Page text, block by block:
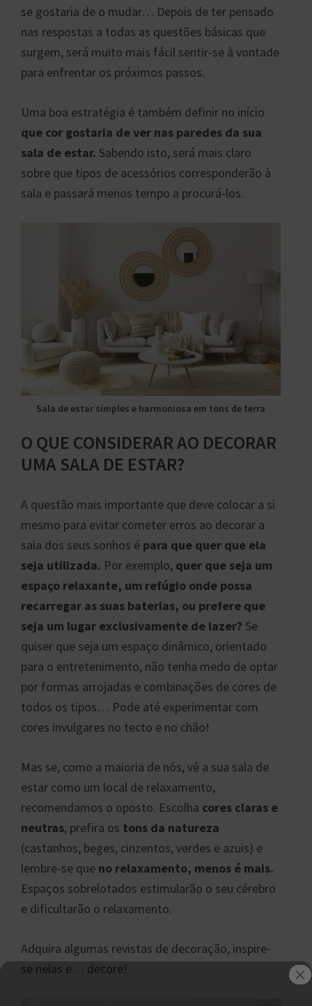
se gostaria de o mudar… Depois de ter pensado
nas respostas a todas as questões básicas que
surgem, será muito mais fácil sentir-se à vontade
para enfrentar os próximos passos.
Uma boa estratégia é também definir no início
que cor gostaria de ver nas paredes da sua
sala de estar. Sabendo isto, será mais claro
sobre que tipos de acessórios corresponderão à
sala e passará menos tempo a procurá-los.
Sala de estar simples e harmoniosa em tons de terra
O QUE CONSIDERAR AO DECORAR
UMA SALA DE ESTAR?
A questão mais importante que deve colocar a si
mesmo para evitar cometer erros ao decorar a
sala dos seus sonhos é para que quer que ela
seja utilizada. Por exemplo, quer que seja um
espaço relaxante, um refúgio onde possa
recarregar as suas baterias, ou prefere que
seja um lugar exclusivamente de lazer? Se
quiser que seja um espaço dinâmico, orientado
para o entretenimento, não tenha medo de optar
por formas arrojadas e combinações de cores de
todos os tipos… Pode até experimentar com
cores invulgares no tecto e no chão!
Mas se, como a maioria de nós, vê a sua sala de
estar como um local de relaxamento,
recomendamos o oposto. Escolha cores claras e
neutras, prefira os tons da natureza
(castanhos, beges, cinzentos, verdes e azuis) e
lembre-se que no relaxamento, menos é mais.
Espaços sobrelotados estimularão o seu cérebro
e dificultarão o relaxamento.
Adquira algumas revistas de decoração, inspire-
se nelas e… decore!
×